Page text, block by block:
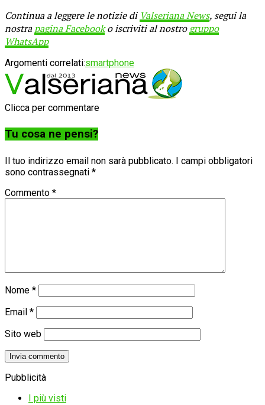
Continua a leggere le notizie di Valseriana News, segui la
nostrapagina Facebooko iscriviti al nostrogruppo
WhatsApp
Argomenti correlati:smartphone
Clicca per commentare
Tu cosa ne pensi?
Il tuo indirizzo email non sarà pubblicato.
I campi obbligatori
sono contrassegnati *
Commento *
Nome *
Email *
Sito web
Pubblicità
I più visti